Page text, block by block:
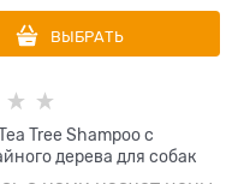
ВЫБРАТЬ
Tree Shampoo с
дерева для собак